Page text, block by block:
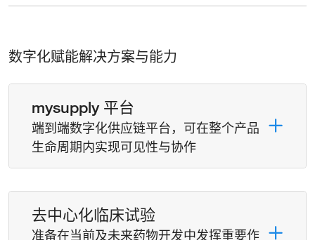
数字化赋能解决方案与能力
mysupply 平台
端到端数字化供应链平台，可在整个产品
生命周期内实现可见性与协作
去中心化临床试验
准备在当前及未来药物开发中发挥重要作